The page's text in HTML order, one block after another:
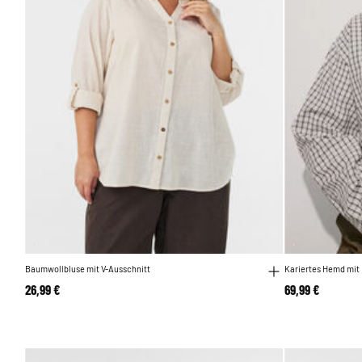
Baumwollbluse mit V-Ausschnitt
26,99 €
Kariertes Hemd
69,99 €